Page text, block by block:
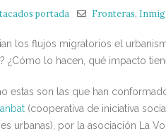
portada Fronteras,
los flujos migratorios el
¿Cómo lo hacen, qué impacto
estas son las que han
(cooperativa de iniciativa
urbanas), por la asociación La